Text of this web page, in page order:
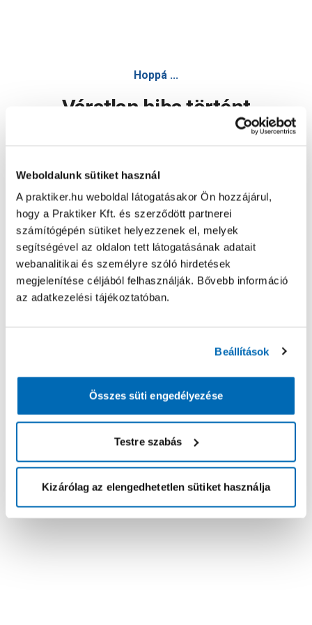
Weboldalunk sütiket használ
A praktiker.hu weboldal látogatásakor Ön hozzájárul,
hogy a Praktiker Kft. és szerződött partnerei
számítógépén sütiket helyezzenek el, melyek
segítségével az oldalon tett látogatásának adatait
webanalitikai és személyre szóló hirdetések
megjelenítése céljából felhasználják. Bővebb információ
az adatkezelési tájékoztatóban.
Beállítások
Összes süti engedélyezése
Testre szabás
Kizárólag az elengedhetetlen sütiket használja
Hoppá ...
Váratlan hiba történt
Oldal újratöltése